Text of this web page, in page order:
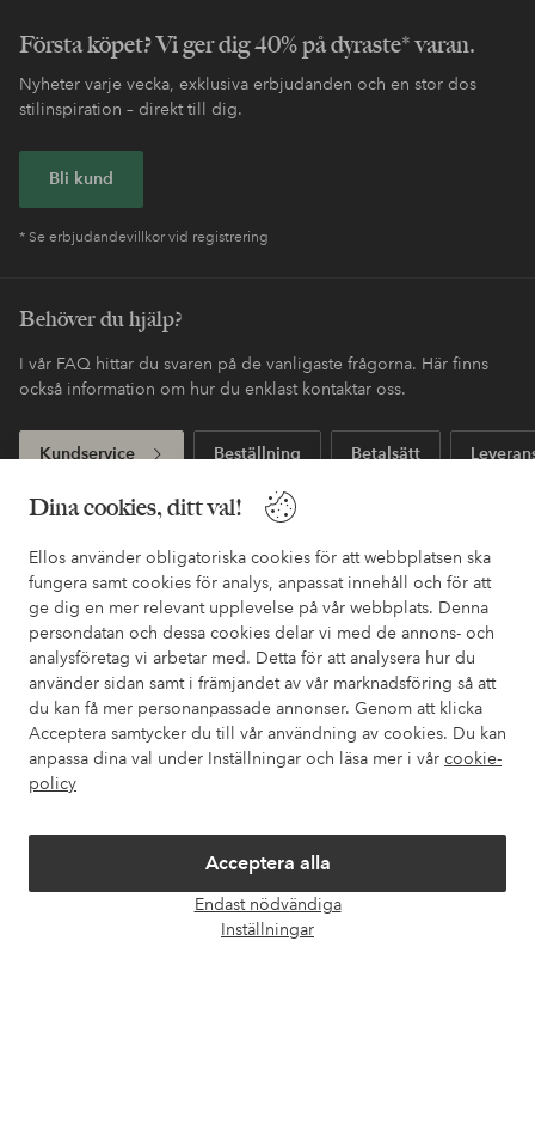
Dina cookies, ditt val!
Ellos använder obligatoriska cookies för att webbplatsen ska
fungera samt cookies för analys, anpassat innehåll och för att
ge dig en mer relevant upplevelse på vår webbplats. Denna
persondatan och dessa cookies delar vi med de annons- och
analysföretag vi arbetar med. Detta för att analysera hur du
använder sidan samt i främjandet av vår marknadsföring så att
du kan få mer personanpassade annonser. Genom att klicka
Acceptera samtycker du till vår användning av cookies. Du kan
anpassa dina val under Inställningar och läsa mer i vår cookie-
policy
Acceptera alla
Endast nödvändiga
Inställningar
Första köpet? Vi ger dig 40% på dyraste* varan.
Nyheter varje vecka, exklusiva erbjudanden och en stor dos
stilinspiration – direkt till dig.
Bli kund
* Se erbjudandevillkor vid registrering
Behöver du hjälp?
I vår FAQ hittar du svaren på de vanligaste frågorna. Här finns
också information om hur du enklast kontaktar oss.
Kundservice Beställning Betalsätt
Mina sidor
Om Ellos
Våra tjänster